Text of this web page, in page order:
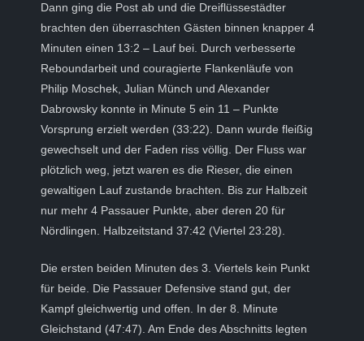
Dann ging die Post ab und die Dreiflüssestädter
brachten den überraschten Gästen binnen knapper 4
Minuten einen 13:2 – Lauf bei. Durch verbesserte
Reboundarbeit und couragierte Flankenläufe von
Philip Moschek, Julian Münch und Alexander
Dabrowsky konnte in Minute 5 ein 11 – Punkte
Vorsprung erzielt werden (33:22). Dann wurde fleißig
gewechselt und der Faden riss völlig. Der Fluss war
plötzlich weg, jetzt waren es die Rieser, die einen
gewaltigen Lauf zustande brachten. Bis zur Halbzeit
nur mehr 4 Passauer Punkte, aber deren 20 für
Nördlingen. Halbzeitstand 37:42 (Viertel 23:28).
Die ersten beiden Minuten des 3. Viertels kein Punkt
für beide. Die Passauer Defensive stand gut, der
Kampf gleichwertig und offen. In der 8. Minute
Gleichstand (47:47). Am Ende des Abschnitts legten